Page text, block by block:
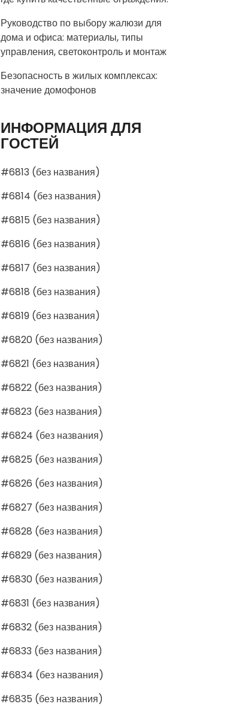
Руководство по выбору жалюзи для
дома и офиса: материалы, типы
управления, светоконтроль и монтаж
Безопасность в жилых комплексах:
значение домофонов
ИНФОРМАЦИЯ ДЛЯ
ГОСТЕЙ
#6813 (без названия)
#6814 (без названия)
#6815 (без названия)
#6816 (без названия)
#6817 (без названия)
#6818 (без названия)
#6819 (без названия)
#6820 (без названия)
#6821 (без названия)
#6822 (без названия)
#6823 (без названия)
#6824 (без названия)
#6825 (без названия)
#6826 (без названия)
#6827 (без названия)
#6828 (без названия)
#6829 (без названия)
#6830 (без названия)
#6831 (без названия)
#6832 (без названия)
#6833 (без названия)
#6834 (без названия)
#6835 (без названия)